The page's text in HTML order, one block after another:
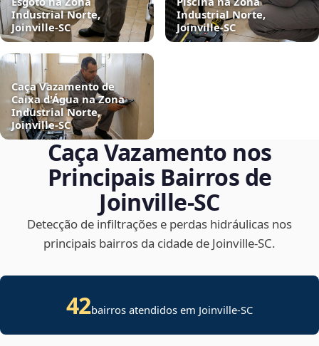
Industrial Norte,
Joinville‑SC
Industrial Norte,
Joinville‑SC
Caça Vazamento de
Caixa d'Água na Zona
Industrial Norte,
Joinville‑SC
Caça Vazamento nos
Principais Bairros de
Joinville‑SC
Detecção de infiltrações e perdas hidráulicas nos
principais bairros da cidade de Joinville‑SC.
42bairros atendidos em Joinville-SC